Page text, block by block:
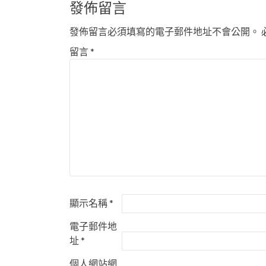
發佈留言
發佈留言必須填寫的電子郵件地址不會公開。
留言*
顯示名稱*
電子郵件地
址*
個人網站網